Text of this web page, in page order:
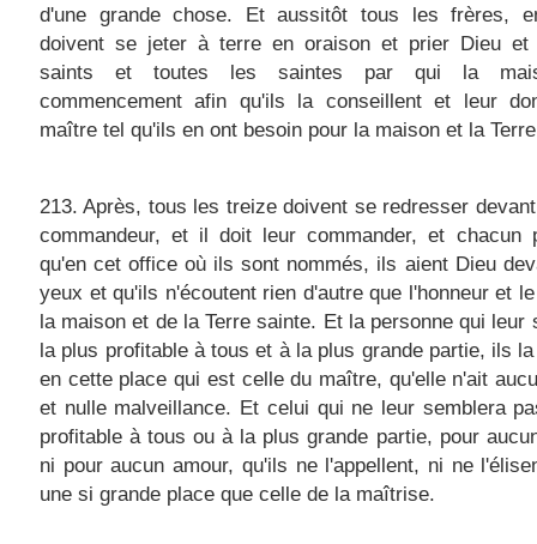
d'une grande chose. Et aussitôt tous les frères,
doivent se jeter à terre en oraison et prier Dieu et
saints et toutes les saintes par qui la
commencement afin qu'ils la conseillent et leur
maître tel qu'ils en ont besoin pour la maison et la
213. Après, tous les treize doivent se redresser
commandeur, et il doit leur commander, et chacun
qu'en cet office où ils sont nommés, ils aient Dieu
yeux et qu'ils n'écoutent rien d'autre que l'honneur et
la maison et de la Terre sainte. Et la personne qui leur
la plus profitable à tous et à la plus grande partie, ils
en cette place qui est celle du maître, qu'elle n'ait
et nulle malveillance. Et celui qui ne leur semblera
profitable à tous ou à la plus grande partie, pour
ni pour aucun amour, qu'ils ne l'appellent, ni ne
une si grande place que celle de la maîtrise.